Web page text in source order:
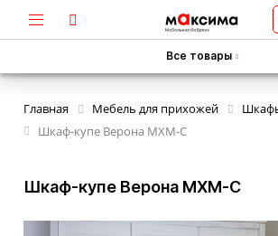
Все товары
Главная Мебель для прихожей
Шкаф-купе Верона MXM-C
Шкаф-купе Верона MXM-C